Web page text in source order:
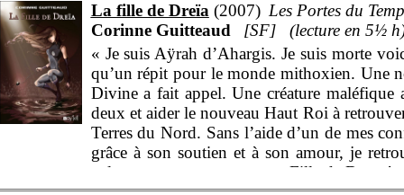
La fille de Dreïa 2007
Les Portes du
Corinne Guitteaud
SF 5½h
« Je suis Aÿrah d’Ahargis. Je suis morte
qu’un répit pour le monde mithoxien. Une
Divine a fait appel. Une créature maléfique
deux et aider le nouveau Haut Roi à
Terres du Nord. Sans l’aide d’un de mes
grâce à son soutien et à son amour, je
valent un nouveau surnom : Fille de Dreïa !